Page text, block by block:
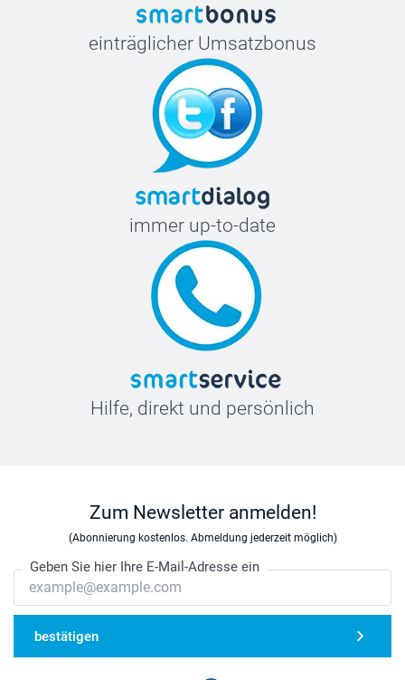
einträglicher Umsatzbonus
immer up-to-date
Hilfe, direkt und persönlich
Zum Newsletter anmelden!
(Abonnierung kostenlos. Abmeldung jederzeit möglich)
Geben Sie hier Ihre E-Mail-Adresse ein
bestätigen